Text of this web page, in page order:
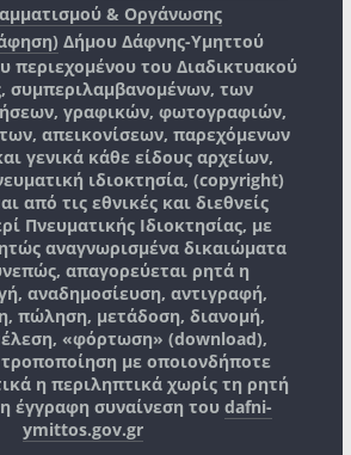
& Οργάνωσης
Δήμου Δάφνης-Υμηττού
περιεχομένου του Διαδικτυακού
συμπεριλαμβανομένων, των
γραφικών, φωτογραφιών,
απεικονίσεων, παρεχόμενων
γενικά κάθε είδους αρχείων,
ιδιοκτησία, (copyright)
από τις εθνικές και διεθνείς
Πνευματικής Ιδιοκτησίας, με
αναγνωρισμένα δικαιώματα
απαγορεύεται ρητά η
αναδημοσίευση, αντιγραφή,
πώληση, μετάδοση, διανομή,
«φόρτωση» (download),
με οποιονδήποτε
η περιληπτικά χωρίς τη ρητή
έγγραφη συναίνεση του dafni-
ymittos.gov.gr